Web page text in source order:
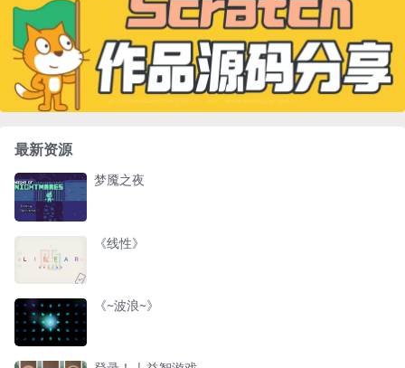
最新资源
梦魇之夜
《线性》
《~波浪~》